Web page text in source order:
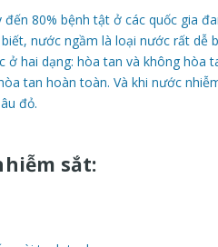
80% bệnh tật ở các quốc gia
nước ngầm là loại nước rất dễ
ở hai dạng: hòa tan và không hòa
tan hoàn toàn. Và khi nước
đỏ.
sắt: